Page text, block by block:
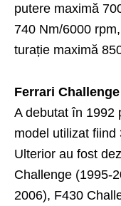
putere maximă
740 Nm/6000
turație maximă
Ferrari Challenge
A debutat în 1992
model utilizat fiind
Ulterior au fost
Challenge (1995-
2006), F430